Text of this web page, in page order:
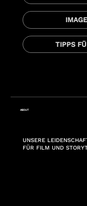
TIPPS
ABOUT
UNSERE
FÜR FILM UND